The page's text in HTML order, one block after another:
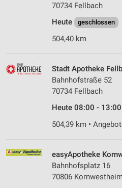
70734 Fellbach
Heute
geschlossen
504,40 km
Stadt Apotheke
Bahnhofstraße 52
70734 Fellbach
Heute 08:00 - 13:00
504,39 km •
easyApotheke
Bahnhofsplatz 16
70806 Kornwestheim
Verwendung reduzierter Daten
Erstellung von Profilen für
Verwendung von Profilen zur
personalisierter Werbung
von Inhalten
Verwendung von Profilen zur
Messung der Werbeleistung
Messung der Performance von